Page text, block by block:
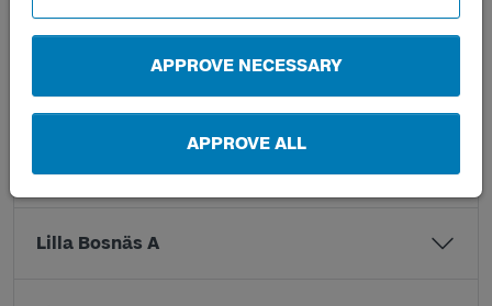
APPROVE NECESSARY
APPROVE ALL
Kronängskolan A
Kronängskolan B
Lilla Bosnäs A